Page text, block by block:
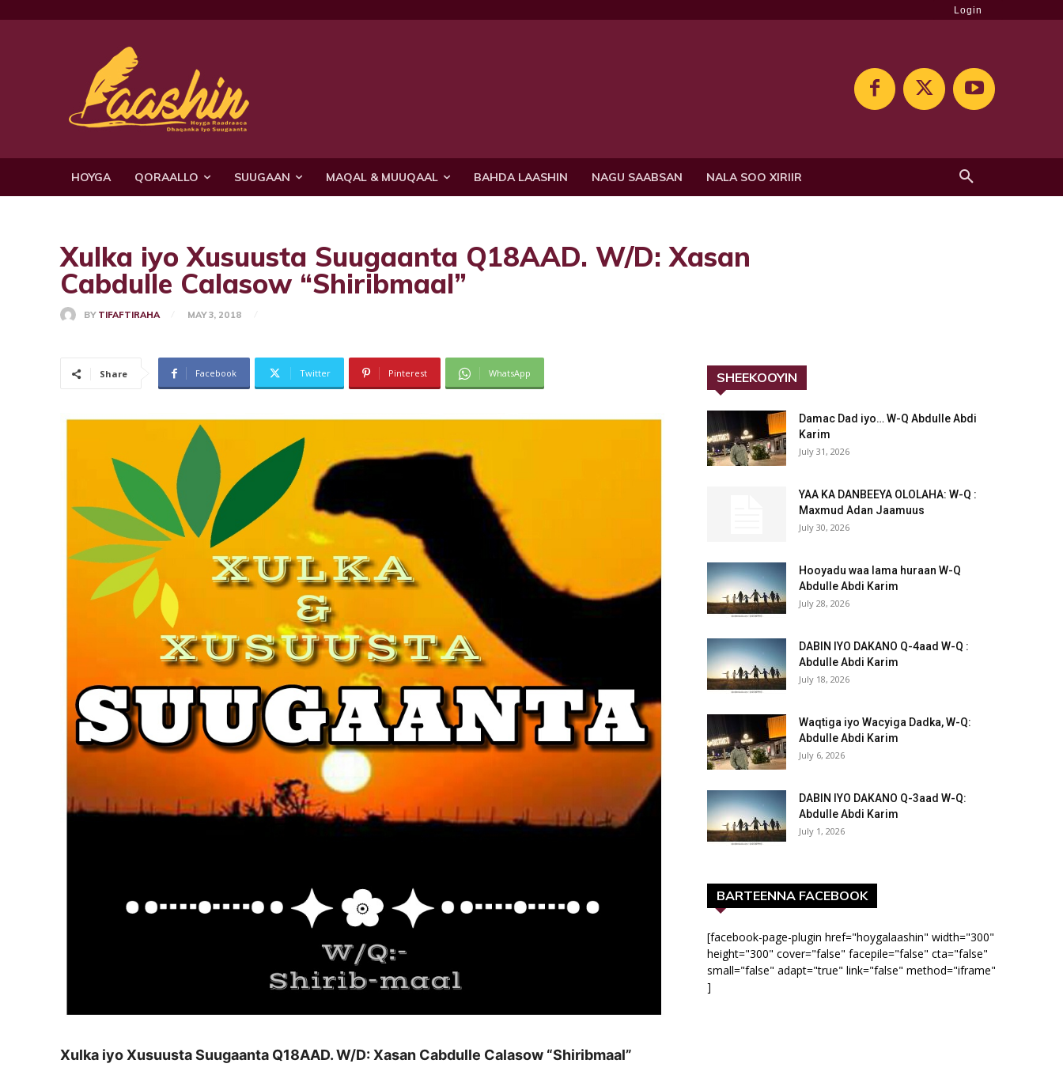
Login
HOYGA QORAALLO SUUGAAN MAQAL & MUUQAAL BAHDA LAASHIN NAGU SAABSAN NALA SOO XIRIIR
Xulka iyo Xusuusta Suugaanta Q18AAD. W/D: Xasan
Cabdulle Calasow “Shiribmaal”
BY TIFAFTIRAHA MAY 3, 2018
Share Facebook Twitter Pinterest WhatsApp
Xulka iyo Xusuusta Suugaanta Q18AAD. W/D: Xasan Cabdulle Calasow “Shiribmaal”
SHEEKOOYIN
Damac Dad iyo… W-Q Abdulle Abdi
Karim
July 31, 2026
YAA KA DANBEEYA OLOLAHA: W-Q :
Maxmud Adan Jaamuus
July 30, 2026
Hooyadu waa lama huraan W-Q
Abdulle Abdi Karim
July 28, 2026
DABIN IYO DAKANO Q-4aad W-Q :
Abdulle Abdi Karim
July 18, 2026
Waqtiga iyo Wacyiga Dadka, W-Q:
Abdulle Abdi Karim
July 6, 2026
DABIN IYO DAKANO Q-3aad W-Q:
Abdulle Abdi Karim
July 1, 2026
BARTEENNA FACEBOOK
[facebook-page-plugin href="hoygalaashin" width="300"
height="300" cover="false" facepile="false" cta="false"
small="false" adapt="true" link="false" method="iframe"
]